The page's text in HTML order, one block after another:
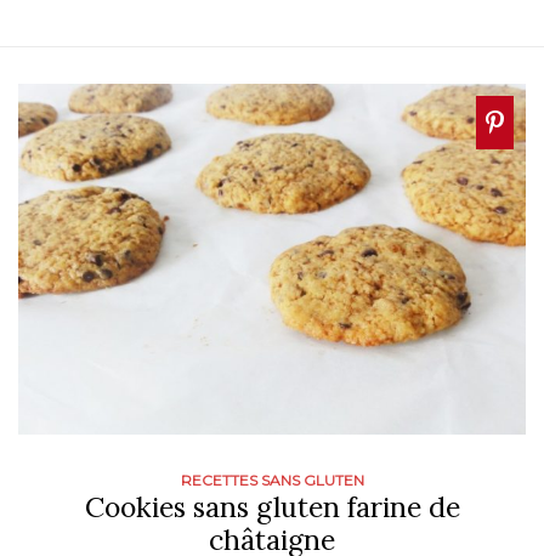
RECETTES SANS GLUTEN
Cookies sans gluten farine de
châtaigne